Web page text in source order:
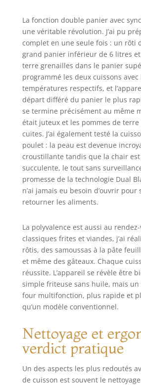
La fonction double panier avec
une véritable révolution. J’ai pu
complet en une seule fois : un rôti
grand panier inférieur de 6 litres
terre grenailles dans le panier
programmé les deux cuissons
températures respectifs, et
départ différé du panier le plus
se termine précisément au même
était juteux et les pommes de
cuites. J’ai également testé la
poulet : la peau est devenue
croustillante tandis que la chair
succulente, le tout sans
promesse de la technologie Dual
n’ai jamais eu besoin d’ouvrir pour
retourner les aliments.
La polyvalence est aussi au
classiques frites et viandes, j’ai
rôtis, des samoussas à la pâte
et même des gâteaux. Chaque
réussite. L’appareil se révèle être
simple friteuse sans huile, mais
four multifonction, plus rapide et
qu’un modèle conventionnel.
Nettoyage et
verdict pratique
Un des aspects les plus redoutés
de cuisson est souvent le